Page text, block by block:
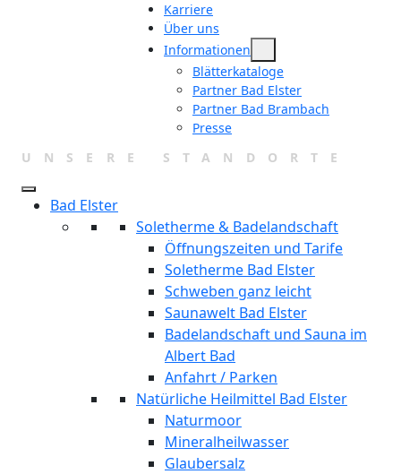
Karriere
Über uns
Informationen
Blätterkataloge
Partner Bad Elster
Partner Bad Brambach
Presse
UNSERE STANDORTE
Bad Elster
Soletherme & Badelandschaft
Öffnungszeiten und Tarife
Soletherme Bad Elster
Schweben ganz leicht
Saunawelt Bad Elster
Badelandschaft und Sauna im
Albert Bad
Anfahrt / Parken
Natürliche Heilmittel Bad Elster
Naturmoor
Mineralheilwasser
Glaubersalz